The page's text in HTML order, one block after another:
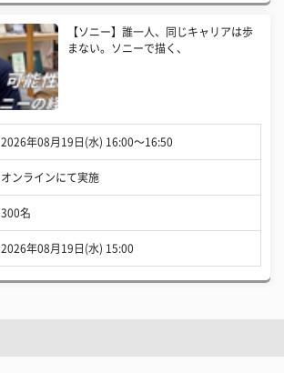
【ソニー】誰一人、同じキャリアは歩
まない。ソニーで描く、
2026年08月19日(水) 16:00〜16:50
オンラインにて実施
300名
2026年08月19日(水) 15:00